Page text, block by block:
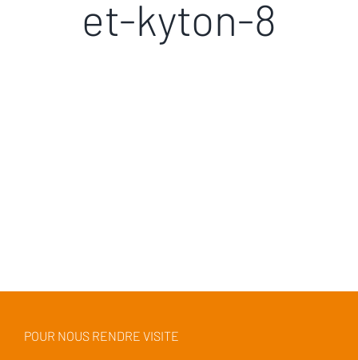
et-kyton-8
POUR NOUS RENDRE VISITE